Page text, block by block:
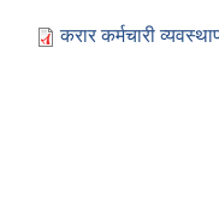
करार कर्मचारी